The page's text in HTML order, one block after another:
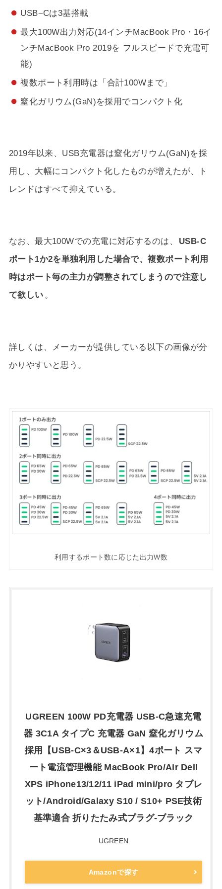
USB−Cは3基搭載
最大100W出力対応(14インチMacBook Pro・16イ
ンチMacBook Pro 2019を フルスピードで充電可
能)
複数ポート利用時は「合計100Wまで」
窒化ガリウム(GaN)を採用でコンパクト化
2019年以来、USB充電器は窒化ガリウム(GaN)を採
用し、大幅にコンパクト化したものが増えたが、ト
レンドはすべて抑えている。
なお、最大100Wでの充電に対応するのは、
USB-C
ポート1か2を単独利用した場合で、複数ポート利用
時はポート毎の主力が調整されてしまうので注意し
て欲しい 。
詳しくは、メーカーが提供している以下の画像が分
かりやすいと思う。
利用するポート数に応じた出力W数
UGREEN 100W PD充電器 USB-C急速充電
器 3C1A タイプC 充電器 GaN 窒化ガリウム
採用【USB-C×3＆USB-A×1】4ポート スマ
ート電流管理機能 MacBook Pro/Air Dell
XPS iPhone13/12/11 iPad mini/pro タブレ
ット/Android/Galaxy S10 / S10+ PSE技術
基準適合 折りたたみ式プラグ-ブラック
UGREEN
Amazonで探す